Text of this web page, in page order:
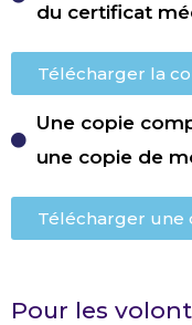
du certificat
Télécharger la
Une copie
une copie de
Télécharger une
Pour les